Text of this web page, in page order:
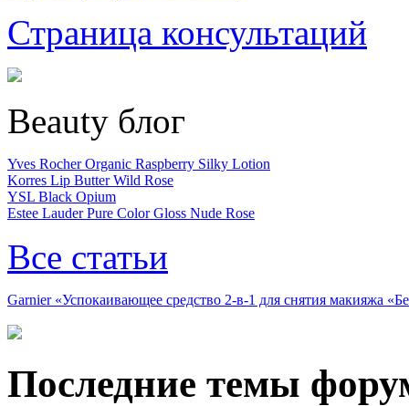
Страница консультаций
Beauty блог
Yves Rocher Organic Raspberry Silky Lotion
Korres Lip Butter Wild Rose
YSL Black Opium
Estee Lauder Pure Color Gloss Nude Rose
Все статьи
Garnier «Успокаивающее средство 2-в-1 для снятия макияжа
Последние темы